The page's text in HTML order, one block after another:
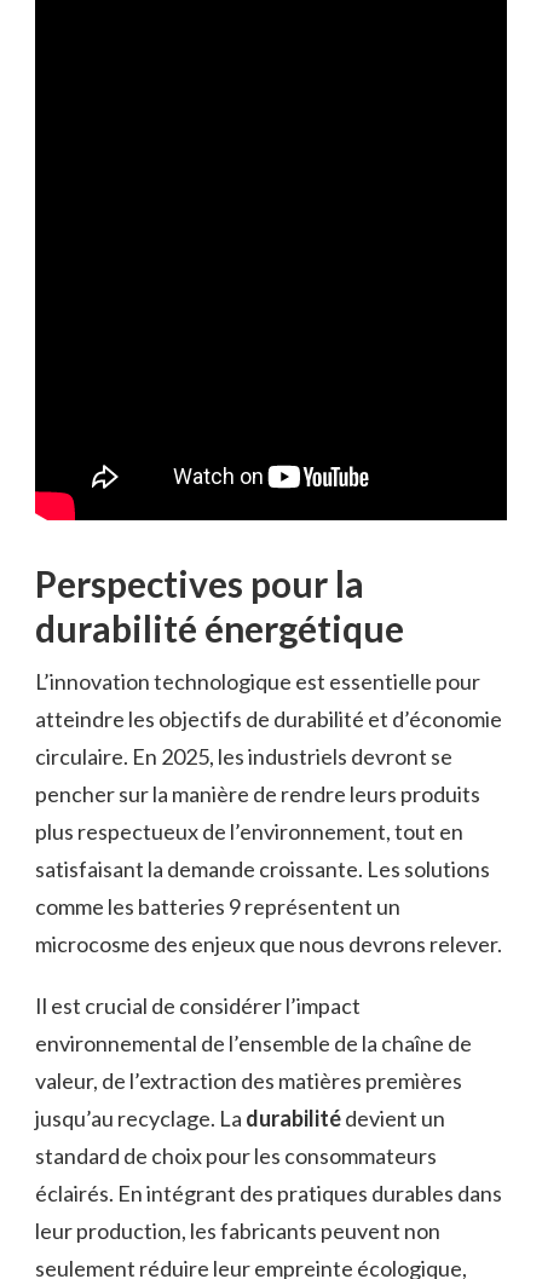
Perspectives pour la
durabilité énergétique
L’innovation technologique est essentielle pour
atteindre les objectifs de durabilité et d’économie
circulaire. En 2025, les industriels devront se
pencher sur la manière de rendre leurs produits
plus respectueux de l’environnement, tout en
satisfaisant la demande croissante. Les solutions
comme les batteries 9 représentent un
microcosme des enjeux que nous devrons relever.
Il est crucial de considérer l’impact
environnemental de l’ensemble de la chaîne de
valeur, de l’extraction des matières premières
jusqu’au recyclage. La durabilitédevient un
standard de choix pour les consommateurs
éclairés. En intégrant des pratiques durables dans
leur production, les fabricants peuvent non
seulement réduire leur empreinte écologique,